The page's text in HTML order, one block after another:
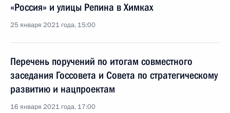
«Россия» и улицы Репина в Химках
25 января 2021 года, 15:00
Перечень поручений по итогам совместного
заседания Госсовета и Совета по стратегическому
развитию и нацпроектам
16 января 2021 года, 17:00